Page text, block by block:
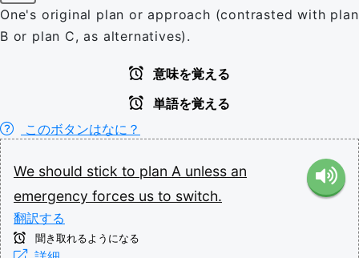
One's original plan or approach (contrasted with plan
B or plan C, as alternatives).
意味を覚える
単語を覚える
このボタンはなに？
We should stick to plan A unless an
emergency forces us to switch.
翻訳する
聞き取れるようになる